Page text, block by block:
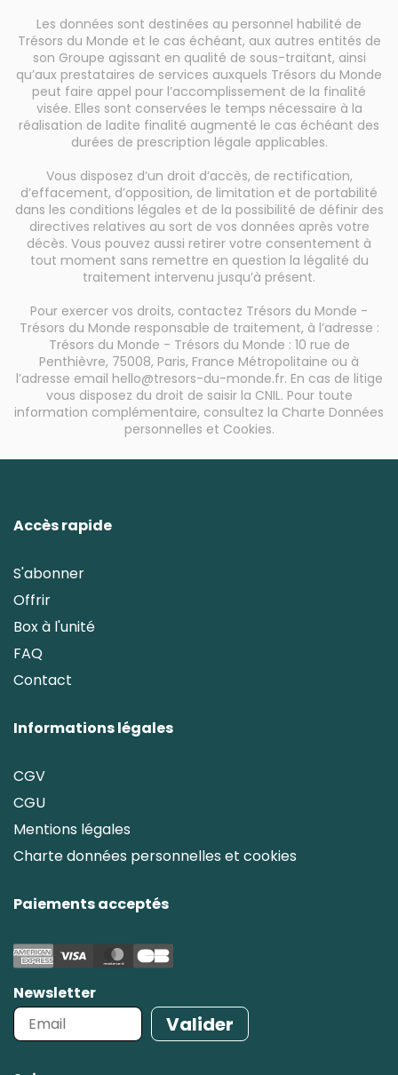
Les données sont destinées au personnel habilité de
Trésors du Monde et le cas échéant, aux autres entités de
son Groupe agissant en qualité de sous-traitant, ainsi
qu’aux prestataires de services auxquels Trésors du Monde
peut faire appel pour l’accomplissement de la finalité
visée. Elles sont conservées le temps nécessaire à la
réalisation de ladite finalité augmenté le cas échéant des
durées de prescription légale applicables.
Vous disposez d’un droit d’accès, de rectification,
d’effacement, d’opposition, de limitation et de portabilité
dans les conditions légales et de la possibilité de définir des
directives relatives au sort de vos données après votre
décès. Vous pouvez aussi retirer votre consentement à
tout moment sans remettre en question la légalité du
traitement intervenu jusqu’à présent.
Pour exercer vos droits, contactez Trésors du Monde -
Trésors du Monde responsable de traitement, à l’adresse :
Trésors du Monde - Trésors du Monde : 10 rue de
Penthièvre, 75008, Paris, France Métropolitaine ou à
l’adresse email hello@tresors-du-monde.fr. En cas de litige
vous disposez du droit de saisir la CNIL. Pour toute
information complémentaire, consultez la Charte Données
personnelles et Cookies.
Accès rapide
S'abonner
Offrir
Box à l'unité
FAQ
Contact
Informations légales
CGV
CGU
Mentions légales
Charte données personnelles et cookies
Paiements acceptés
Newsletter
Valider